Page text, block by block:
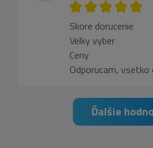
Skore dorucenie
Velky vyber
Ceny
Odporucam, vsetko
Ďalšie